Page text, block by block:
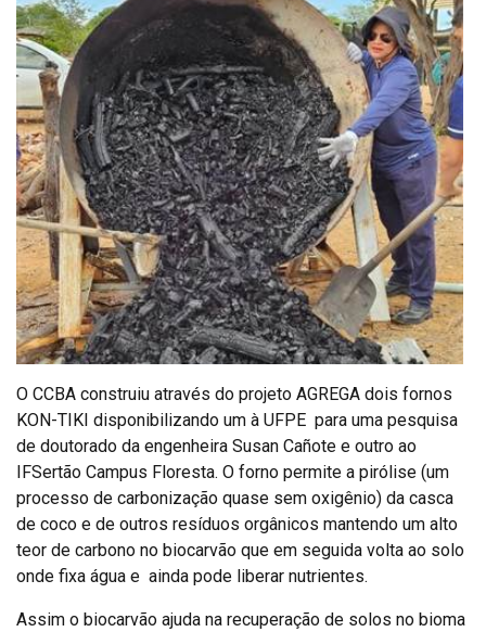
O CCBA construiu através do projeto AGREGA dois fornos
KON-TIKI disponibilizando um à UFPE para uma pesquisa
de doutorado da engenheira Susan Cañote e outro ao
IFSertão Campus Floresta. O forno permite a pirólise (um
processo de carbonização quase sem oxigênio) da casca
de coco e de outros resíduos orgânicos mantendo um alto
teor de carbono no biocarvão que em seguida volta ao solo
onde fixa água e ainda pode liberar nutrientes.
Assim o biocarvão ajuda na recuperação de solos no bioma